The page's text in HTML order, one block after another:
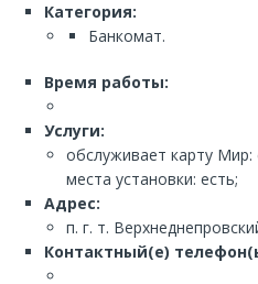
Категория:
Банкомат.
Время работы:
Услуги:
обслуживает карту
места установки: есть;
Адрес:
п. г. т.
Контактный(е)